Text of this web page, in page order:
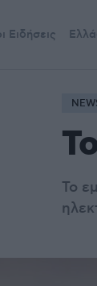
Ειδήσεις
Το